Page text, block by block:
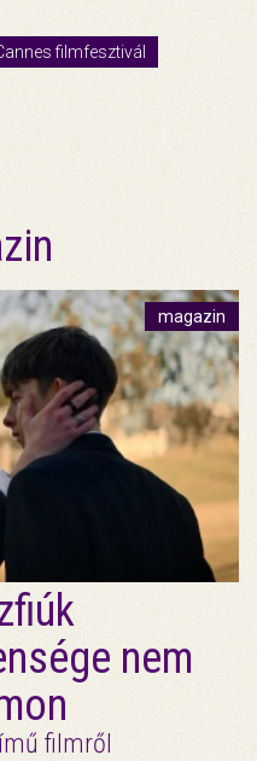
filmfesztivál
magazin
nem
filmről